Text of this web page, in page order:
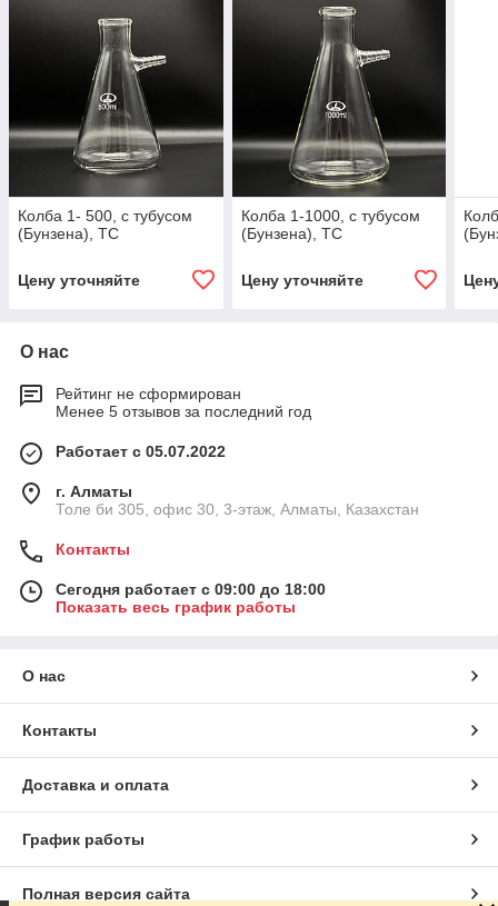
Колба 1- 500, с тубусом
(Бунзена), ТС
Цену уточняйте
Колба 1-1000, с тубусом
(Бунзена), ТС
Цену уточняйте
О нас
Рейтинг не сформирован
Менее 5 отзывов за последний год
Работает с 05.07.2022
г. Алматы
Толе би 305, офис 30, 3-этаж, Алматы, Казахстан
Контакты
Сегодня работает с 09:00 до 18:00
Показать весь график работы
О нас
Контакты
Доставка и оплата
График работы
Полная версия сайта